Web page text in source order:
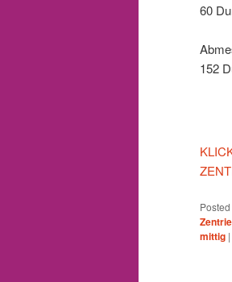
60
152
mittig |